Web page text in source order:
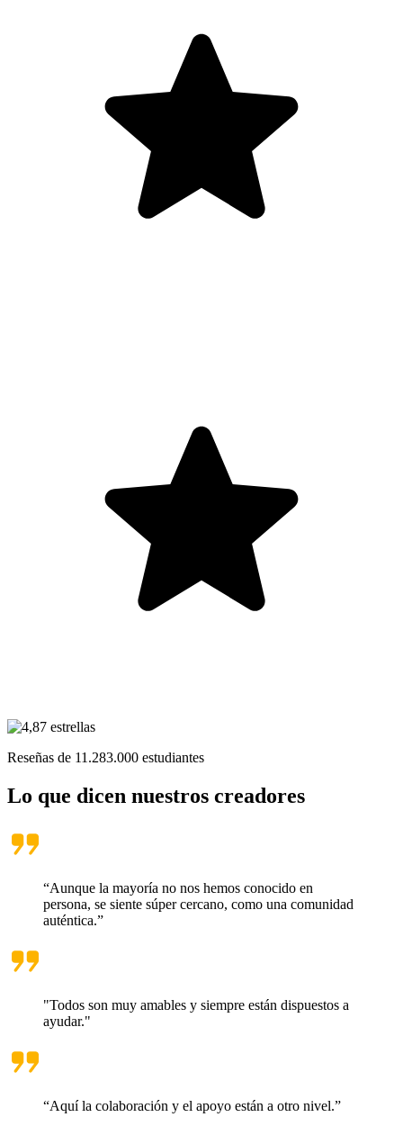
Reseñas de 11.283.000 estudiantes
Lo que dicen nuestros creadores
“Aunque la mayoría no nos hemos conocido en
persona, se siente súper cercano, como una comunidad
auténtica.”
"Todos son muy amables y siempre están dispuestos a
ayudar."
“Aquí la colaboración y el apoyo están a otro nivel.”